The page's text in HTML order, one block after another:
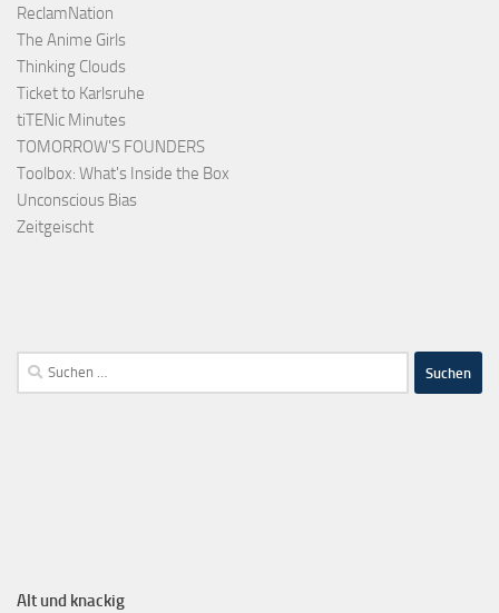
ReclamNation
The Anime Girls
Thinking Clouds
Ticket to Karlsruhe
tiTENic Minutes
TOMORROW'S FOUNDERS
Toolbox: What's Inside the Box
Unconscious Bias
Zeitgeischt
Alt und knackig